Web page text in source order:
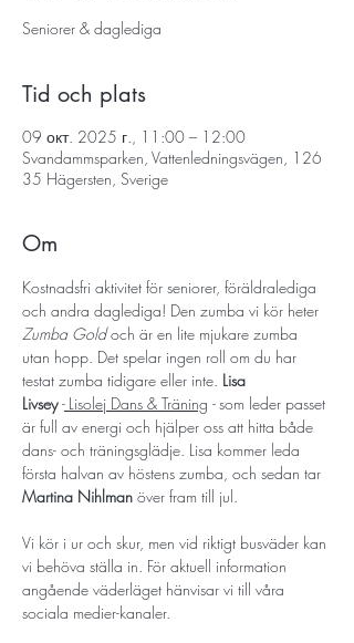
Seniorer & daglediga
Tid och plats
09 окт. 2025 г., 11:00 – 12:00
Svandammsparken, Vattenledningsvägen, 126
35 Hägersten, Sverige
Om
Kostnadsfri aktivitet för seniorer, föräldralediga
och andra daglediga! Den zumba vi kör heter
Zumba Gold och är en lite mjukare zumba
utan hopp. Det spelar ingen roll om du har
testat zumba tidigare eller inte. Lisa
Livsey - Lisolej Dans & Träning - som leder passet
är full av energi och hjälper oss att hitta både
dans- och träningsglädje. Lisa kommer leda
första halvan av höstens zumba, och sedan tar
Martina Nihlman över fram till jul.
Vi kör i ur och skur, men vid riktigt busväder kan
vi behöva ställa in. För aktuell information
angående väderläget hänvisar vi till våra
sociala medier-kanaler.